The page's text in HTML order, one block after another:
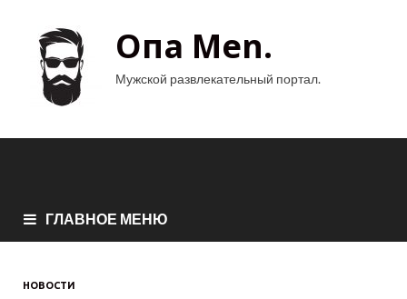
Опа Men.
Мужской развлекательный портал.
ГЛАВНОЕ МЕНЮ
НОВОСТИ